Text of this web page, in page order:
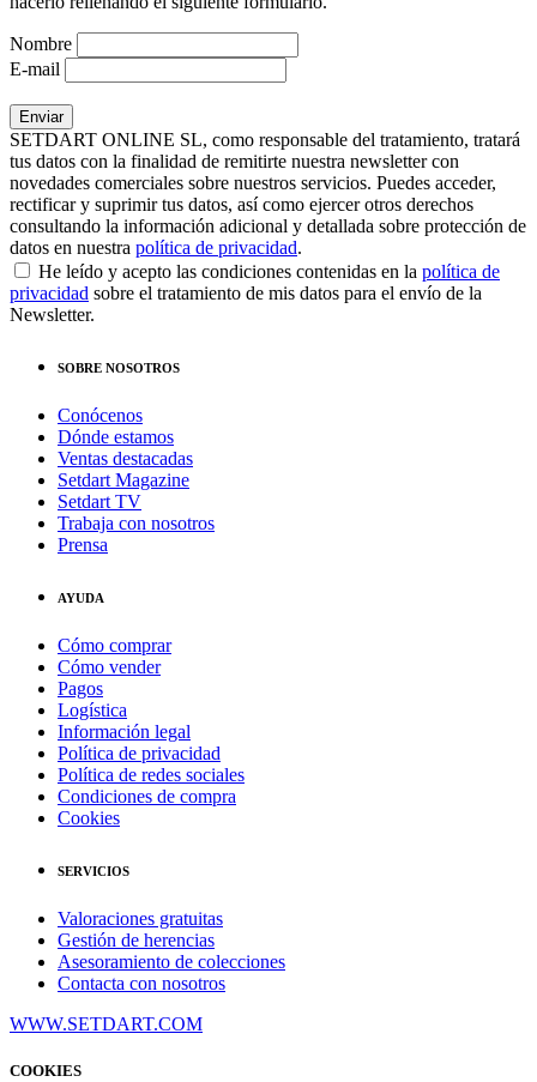
Nombre
E-mail
SETDART ONLINE SL, como responsable del tratamiento, tratará
tus datos con la finalidad de remitirte nuestra newsletter con
novedades comerciales sobre nuestros servicios. Puedes acceder,
rectificar y suprimir tus datos, así como ejercer otros derechos
consultando la información adicional y detallada sobre protección de
datos en nuestra política de privacidad.
He leído y acepto las condiciones contenidas en la política de
privacidad sobre el tratamiento de mis datos para el envío de la
Newsletter.
SOBRE NOSOTROS
Conócenos
Dónde estamos
Ventas destacadas
Setdart Magazine
Setdart TV
Trabaja con nosotros
Prensa
AYUDA
Cómo comprar
Cómo vender
Pagos
Logística
Información legal
Política de privacidad
Política de redes sociales
Condiciones de compra
Cookies
SERVICIOS
Valoraciones gratuitas
Gestión de herencias
Asesoramiento de colecciones
Contacta con nosotros
WWW.SETDART.COM
COOKIES